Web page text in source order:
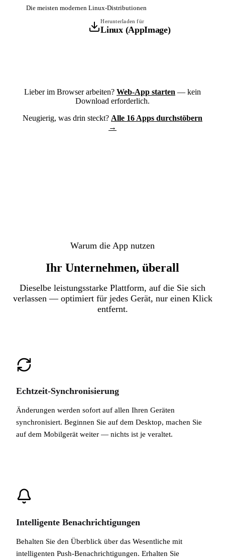
Die meisten modernen Linux-Distributionen
Herunterladen für
Linux (AppImage)
Lieber im Browser arbeiten? Web-App starten — kein
Download erforderlich.
Neugierig, was drin steckt? Alle 16 Apps durchstöbern
→
Warum die App nutzen
Ihr Unternehmen, überall
Dieselbe leistungsstarke Plattform, auf die Sie sich
verlassen — optimiert für jedes Gerät, nur einen Klick
entfernt.
Echtzeit-Synchronisierung
Änderungen werden sofort auf allen Ihren Geräten
synchronisiert. Beginnen Sie auf dem Desktop, machen Sie
auf dem Mobilgerät weiter — nichts ist je veraltet.
Intelligente Benachrichtigungen
Behalten Sie den Überblick über das Wesentliche mit
intelligenten Push-Benachrichtigungen. Erhalten Sie